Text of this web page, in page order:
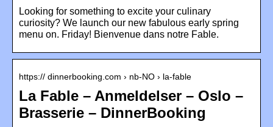
Looking for something to excite your culinary
curiosity? We launch our new fabulous early spring
menu on. Friday! Bienvenue dans notre Fable.
https:// dinnerbooking.com › nb-NO › la-fable
La Fable – Anmeldelser – Oslo –
Brasserie – DinnerBooking